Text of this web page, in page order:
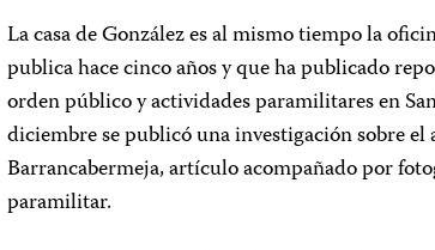
La casa de González es al mismo tiempo la
publica hace cinco años y que ha publicado
orden público y actividades paramilitares en
diciembre se publicó una investigación sobre el
Barrancabermeja, artículo acompañado por
paramilitar.